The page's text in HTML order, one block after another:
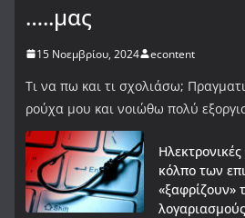
…..μας
15 Νοεμβρίου, 2024 econtent
Τι να πω και τι σχολιάσω;
ρούχα μου και νοιώθω πολύ
κόλπο των
«ξαφρίζουν»
λογαριασμούς